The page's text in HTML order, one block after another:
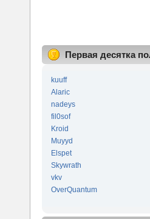
Первая десятка
kuuff
Alaric
nadeys
fil0sof
Kroid
Muyyd
Elspet
Skywrath
vkv
OverQuantum